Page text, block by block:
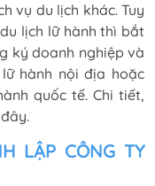
vụ du lịch khác. Tuy
lịch lữ hành thì bắt
ký doanh nghiệp và
hành nội địa hoặc
quốc tế. Chi tiết,
LẬP CÔNG TY